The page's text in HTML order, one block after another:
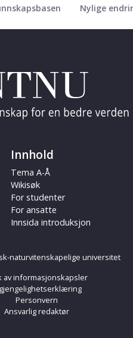
Nylige
Innhold
Tema A-Å
Wikisøk
For studenter
For ansatte
Innsida introduksjon
naturvitenskapelige universitet
av informasjonskapsler
Personvern
Ansvarlig redaktør